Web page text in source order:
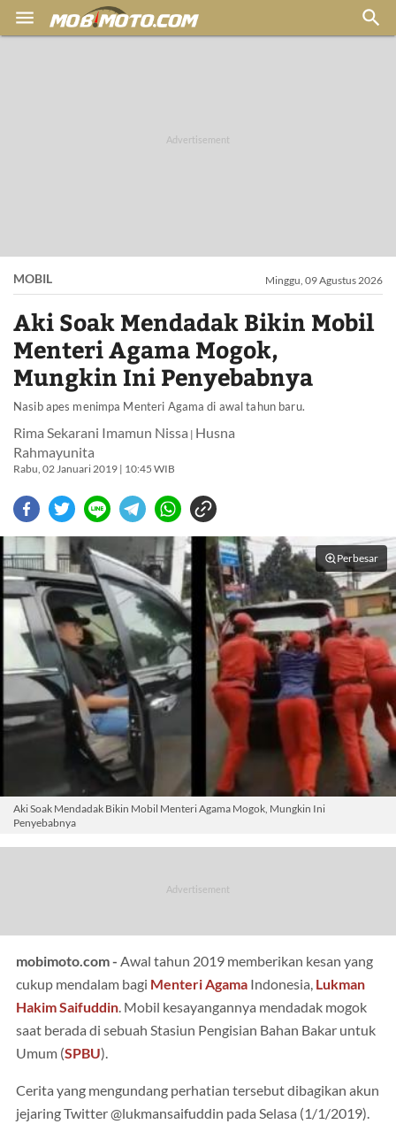
 
MOBIL Minggu, 09 Agustus 2026
Aki Soak Mendadak Bikin Mobil
Menteri Agama Mogok,
Mungkin Ini Penyebabnya
Nasib apes menimpa Menteri Agama di awal tahun baru.
Rima Sekarani Imamun Nissa | Husna
Rahmayunita
Rabu, 02 Januari 2019 | 10:45 WIB
Perbesar
Aki Soak Mendadak Bikin Mobil Menteri Agama Mogok, Mungkin Ini
Penyebabnya
mobimoto.com - Awal tahun 2019 memberikan kesan yang
cukup mendalam bagi Menteri Agama Indonesia, Lukman
Hakim Saifuddin. Mobil kesayangannya mendadak mogok
saat berada di sebuah Stasiun Pengisian Bahan Bakar untuk
Umum (SPBU).
Cerita yang mengundang perhatian tersebut dibagikan akun
jejaring Twitter @lukmansaifuddin pada Selasa (1/1/2019).